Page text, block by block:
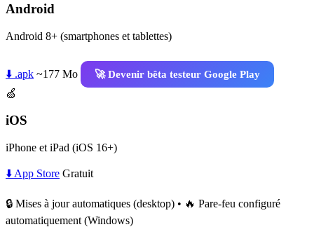
Android
Android 8+ (smartphones et tablettes)
⬇️ .apk ~177 Mo
🚀 Devenir bêta testeur Google Play
🍏
iOS
iPhone et iPad (iOS 16+)
⬇️ App Store Gratuit
🔒 Mises à jour automatiques (desktop) • 🔥 Pare-feu configuré
automatiquement (Windows)